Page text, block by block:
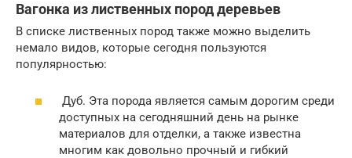
Вагонка из лиственных пород деревьев
В списке лиственных пород также можно выделить
немало видов, которые сегодня пользуются
популярностью:
Дуб. Эта порода является самым дорогим среди
доступных на сегодняшний день на рынке
материалов для отделки, а также известна
многим как довольно прочный и гибкий